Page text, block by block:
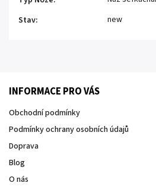
Stav: new
INFORMACE PRO VÁS
Obchodní podmínky
Podmínky ochrany osobních údajů
Doprava
Blog
O nás